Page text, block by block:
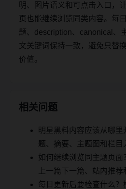
明、图片语义和可点击入口，
页也能继续浏览同类内容。每
题、description、canonical、
文关键词保持一致，避免只替
价值。
相关问题
明星黑料内容应该从哪
题、摘要、主题图和栏目
如何继续浏览同主题页面
上一篇下一篇、站内推荐
每日更新后要检查什么？